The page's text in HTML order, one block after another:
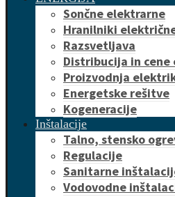
Sončne elektrarne
Hranilniki
Razsvetljava
Distribucija in
Proizvodnja
Energetske rešitve
Kogeneracije
Inštalacije
Talno, stensko
Regulacije
Sanitarne
Vodovodne